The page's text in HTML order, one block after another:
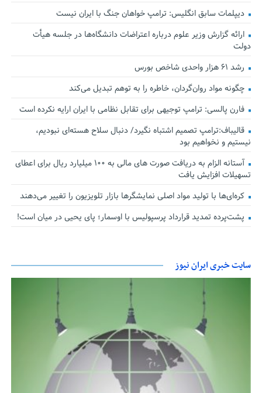
دیپلمات سابق انگلیس:‌ ترامپ خواهان جنگ با ایران نیست
ارائه گزارش وزیر علوم درباره اعتراضات دانشگاه‌ها در جلسه هیأت
دولت
رشد ۶۱ هزار واحدی شاخص بورس
چگونه مواد روان‌گردان، خاطره را به توهم تبدیل می‌کند
فارن پالسی: ترامپ توجیهی برای تقابل نظامی با ایران ارایه نکرده است
قالیباف:ترامپ تصمیم اشتباه نگیرد/ دنبال سلاح هسته‌ای نبودیم،
نیستیم و نخواهیم بود
آستانه الزام به دریافت صورت های مالی به ۱۰۰ میلیارد ریال برای اعطای
تسهیلات افزایش یافت
کره‌ای‌ها با تولید مواد اصلی نمایشگرها بازار تلویزیون را تغییر می‌دهند
پشت‌پرده تمدید قرارداد پرسپولیس با اوسمار؛ پای یحیی در میان است!
سایت خبری ایران نیوز